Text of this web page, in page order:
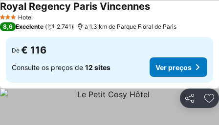
3 EstrelasHotel
Royal Regency Paris Vincennes
8,6 Excelente 2.741 a 1.3 km de Parque Floral de Paris
De € 116
Consulte os preços de 12 sites Ver preços
Partilhar